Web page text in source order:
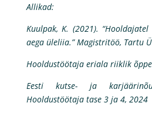
Allikad:
Kuulpak, K. (2021).
aega üleliia.” Magistritöö, Tartu
Hooldustöötaja eriala riiklik
Eesti kutse- ja
Hooldustöötaja tase 3 ja 4, 2024